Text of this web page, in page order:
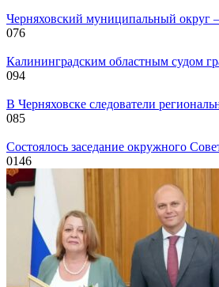
Черняховский муниципальный округ
076
Калининградским областным судом
094
В Черняховске следователи
085
Состоялось заседание окружного
0146